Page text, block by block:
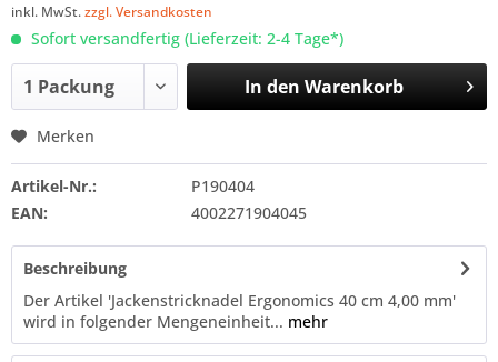
inkl. MwSt.zzgl. Versandkosten
Sofort versandfertig (Lieferzeit: 2-4 Tage*)
In den Warenkorb
Merken
Artikel-Nr.:
P190404
EAN:
4002271904045
Beschreibung
Der Artikel 'Jackenstricknadel Ergonomics 40 cm 4,00 mm'
wird in folgender Mengeneinheit... mehr